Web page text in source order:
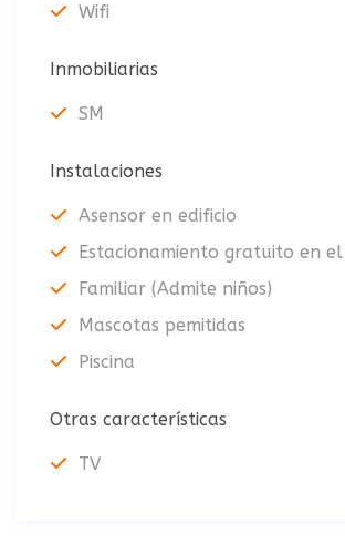
Wifi
Inmobiliarias
SM
Instalaciones
Asensor en edificio
Estacionamiento gratuito en
Familiar (Admite niños)
Mascotas pemitidas
Piscina
Otras características
TV